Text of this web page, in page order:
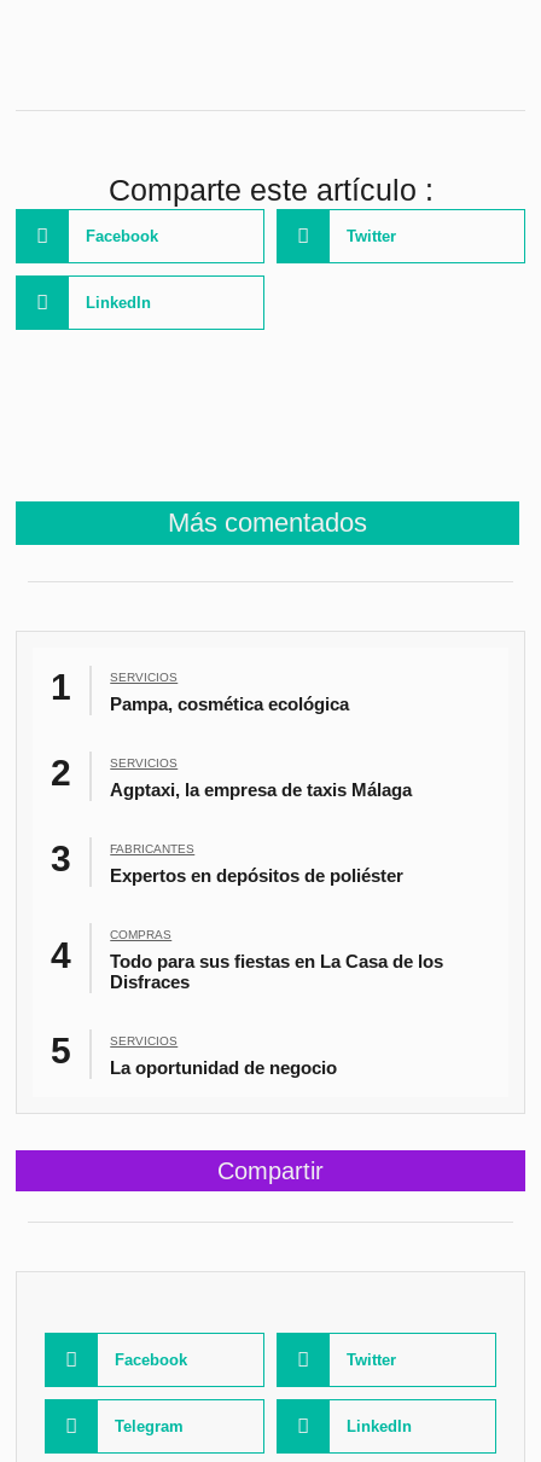
Comparte este artículo :
Facebook Twitter
LinkedIn
Más comentados
SERVICIOS
Pampa, cosmética ecológica
SERVICIOS
Agptaxi, la empresa de taxis Málaga
FABRICANTES
Expertos en depósitos de poliéster
COMPRAS
Todo para sus fiestas en La Casa de los
Disfraces
SERVICIOS
La oportunidad de negocio
Compartir
Facebook Twitter
Telegram LinkedIn